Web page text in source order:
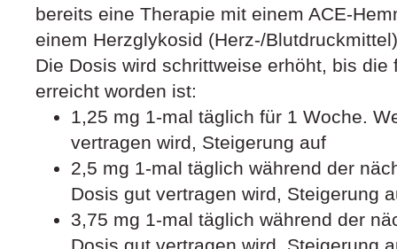
bereits eine Therapie mit einem ACE-
einem Herzglykosid (Herz-/
Die Dosis wird schrittweise erhöht, bis die
erreicht worden ist:
1,25 mg 1-mal täglich für 1 Woche.
vertragen wird, Steigerung auf
2,5 mg 1-mal täglich während der
Dosis gut vertragen wird, Steigerung
3,75 mg 1-mal täglich während der